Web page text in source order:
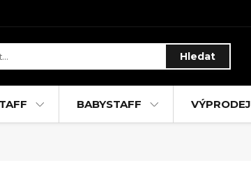
Hledat
BABYSTAFF VÝPRODEJ